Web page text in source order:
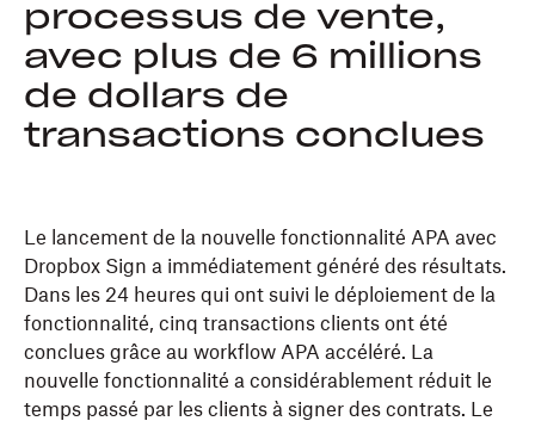
processus de vente,
avec plus de 6 millions
de dollars de
transactions conclues
Le lancement de la nouvelle fonctionnalité APA avec
Dropbox Sign a immédiatement généré des résultats.
Dans les 24 heures qui ont suivi le déploiement de la
fonctionnalité, cinq transactions clients ont été
conclues grâce au workflow APA accéléré. La
nouvelle fonctionnalité a considérablement réduit le
temps passé par les clients à signer des contrats. Le